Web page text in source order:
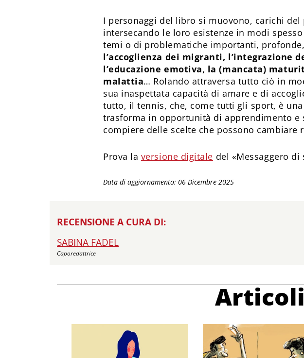
I personaggi del libro si muovono, carichi
intersecando le loro esistenze in modi
temi o di problematiche importanti,
l’accoglienza dei migranti, l’integrazione
l’educazione emotiva, la (mancata)
malattia… Rolando attraversa tutto ciò in
sua inaspettata capacità di amare e di
tutto, il tennis, che, come tutti gli sport, è
trasforma in opportunità di apprendimento e
compiere delle scelte che possono
Prova la versione digitale del «Messaggero di
Data di aggiornamento: 06 Dicembre 2025
RECENSIONE A CURA DI:
SABINA FADEL
Caporedattrice